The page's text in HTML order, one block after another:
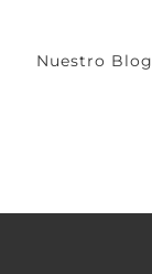
Nuestro Blog